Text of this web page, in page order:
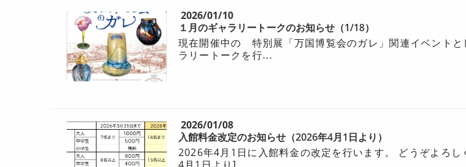
2026/01/10
１月のギャラリートークのお知らせ（1/18）
現在開催中の 特別展「万国博覧会のガレ」関連イベントと
ラリートークを行...
2026/01/08
入館料金改定のお知らせ（2026年4月1日より）
2026年4月1日に入館料金の改定を行います。 どうぞよろ